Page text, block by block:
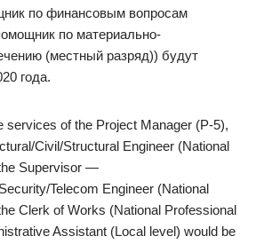
по финансовым вопросам
по материально-
(местный разряд)) будут
года.
services of the Project Manager (P-5),
Civil/Structural Engineer (National
Supervisor —
Telecom Engineer (National
Clerk of Works (National Professional
Assistant (Local level) would be